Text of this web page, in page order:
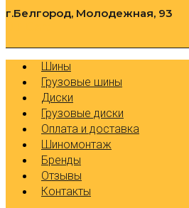
г.Белгород, Молодежная, 93
Шины
Грузовые шины
Диски
Грузовые диски
Оплата и доставка
Шиномонтаж
Бренды
Отзывы
Контакты